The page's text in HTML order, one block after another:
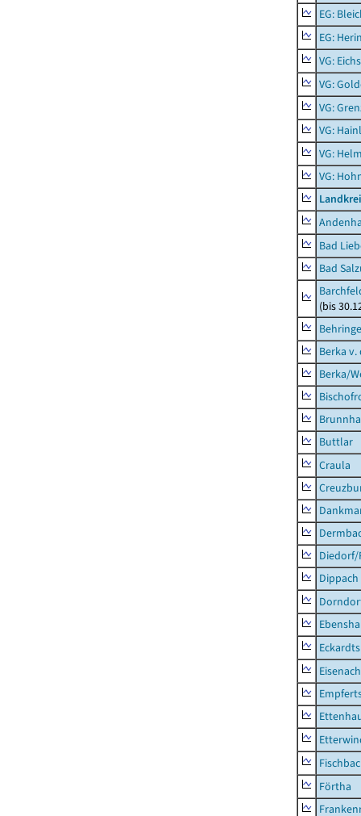
EG:
EG:
VG:
VG:
VG:
VG:
VG:
VG:
Bad
Bad
(bis
Berka v.
Berka/
Buttlar
Craula
Dippach
Förtha